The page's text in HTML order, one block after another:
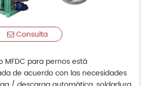
Consulta
MFDC para pernos está
de acuerdo con las necesidades